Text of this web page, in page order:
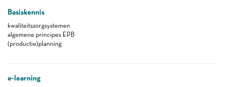
Basiskennis
kwaliteitszorgsystemen
algemene principes EPB
(productie)planning
e-learning